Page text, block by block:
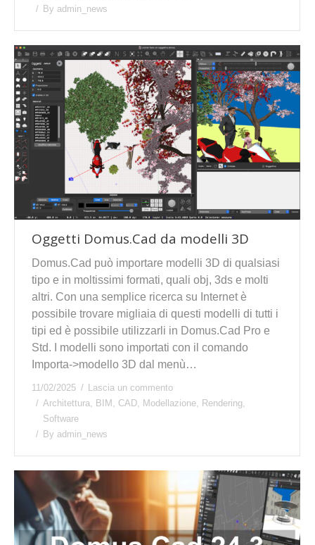
By admin_news
Oggetti Domus.Cad da modelli 3D
Domus.Cad può importare modelli 3D di qualsiasi
tipo e in moltissimi formati, quali obj, 3ds e molti
altri. Con una semplice ricerca su Internet è
possibile trovare migliaia di questi modelli di tutti i
tipi ed è possibile utilizzarli in Domus.Cad Pro e
Std. I modelli sono importati con il comando
Importa->modello 3D dal menù…
11/02/2025
Lascia un commento
Architettura
BIM CAD Modellazione Rendering
Software
By admin_news